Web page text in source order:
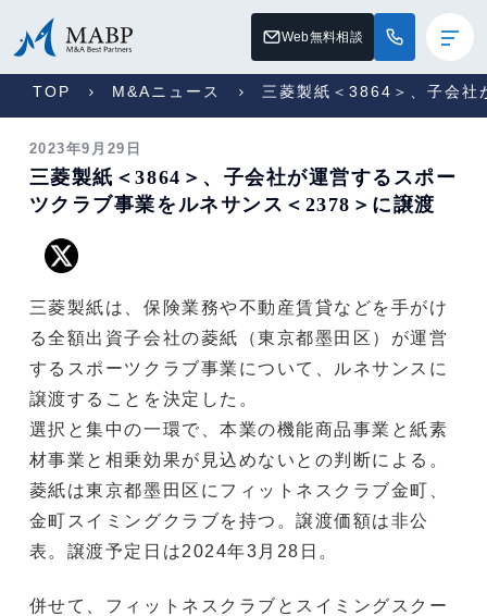
Web無料相談
TOP M&Aニュース 三菱製紙＜3864＞、子会社
2023年9月29日
三菱製紙＜3864＞、子会社が運営するスポー
ツクラブ事業をルネサンス＜2378＞に譲渡
三菱製紙は、保険業務や不動産賃貸などを手がけ
る全額出資子会社の菱紙（東京都墨田区）が運営
するスポーツクラブ事業について、ルネサンスに
譲渡することを決定した。
選択と集中の一環で、本業の機能商品事業と紙素
材事業と相乗効果が見込めないとの判断による。
菱紙は東京都墨田区にフィットネスクラブ金町、
金町スイミングクラブを持つ。譲渡価額は非公
表。譲渡予定日は2024年3月28日。
併せて、フィットネスクラブとスイミングスクー